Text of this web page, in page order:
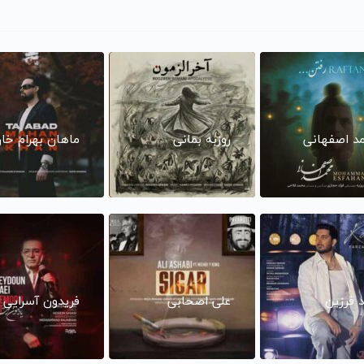
اصفهانی روزبه بمانی ماهان بهرام
فرزین علی اصحابی فریدون آسرایی